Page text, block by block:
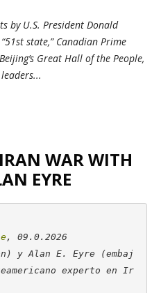
by U.S. President Donald
state,” Canadian Prime
Great Hall of the People,
WAR WITH
EYRE
, 09.0.2026
y Alan E. Eyre (embaj
experto en Ir